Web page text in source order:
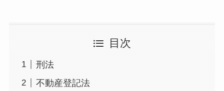
目次
刑法
不動産登記法